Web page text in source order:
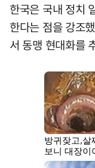
한국은 국내 정치
한다는 점을 강조
서 동맹 현대화를